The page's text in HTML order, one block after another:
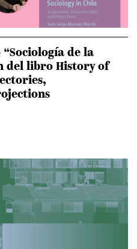
de la
del libro History of